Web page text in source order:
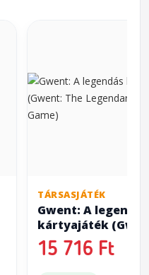
TÁRSASJÁTÉK
Gwent: A legendás
kártyajáték
The Legendary
Game)
15 716 Ft